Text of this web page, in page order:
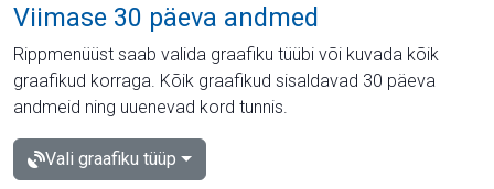
Viimase 30 päeva andmed
Rippmenüüst saab valida graafiku tüübi või kuvada kõik
graafikud korraga. Kõik graafikud sisaldavad 30 päeva
andmeid ning uuenevad kord tunnis.
Vali graafiku tüüp